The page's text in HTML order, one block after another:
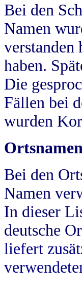
Bei den
Namen
verstanden
haben.
Die
Fällen bei
wurden
Ortsnamen
Bei den
Namen
In dieser
deutsche
liefert